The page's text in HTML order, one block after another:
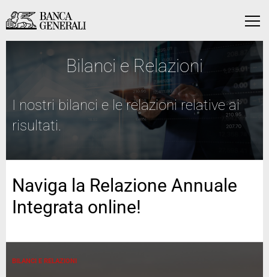
Vai al contenuto principale
Menu
Vai al contenuto principale
Bilanci e Relazioni
I nostri bilanci e le relazioni relative ai
risultati.
Naviga la Relazione Annuale
Integrata online!
BILANCI E RELAZIONI